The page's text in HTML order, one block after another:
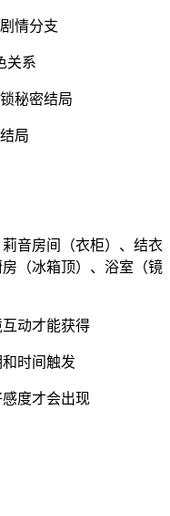
情分支
关系
秘密结局
局
音房间（衣柜）、结衣
（冰箱顶）、浴室（镜
动才能获得
时间触发
度才会出现